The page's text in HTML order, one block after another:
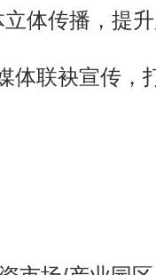
体传播，提升
联袂宣传，